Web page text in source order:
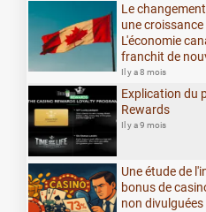
Le
une
L'économie
franchit de
Il y a 8 mois
Explication du
Rewards
Il y a 9 mois
Une étude de
bonus de
non divulguées